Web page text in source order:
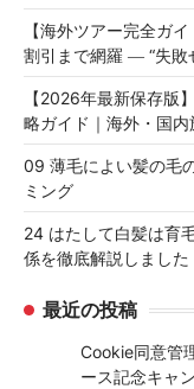
【海外ツアー完全ガ
割引まで網羅 ― “失敗
【2026年最新保存版
略ガイド｜海外・国
09 薄毛によい髪の毛
ミング
24 はたして白髪は育
係を徹底解説しました
最近の投稿
Cookie同意管
ース記念キャ